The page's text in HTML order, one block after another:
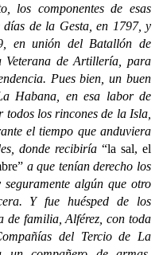
los componentes de esas
de la Gesta, en 1797, y
en unión del Batallón de
de Artillería, para
Pues bien, un buen
Habana, en esa labor de
todos los rincones de la Isla,
el tiempo que anduviera
donde recibiría “la sal, el
a que tenían derecho los
algún que otro
Y fue huésped de los
de familia, Alférez, con toda
del Tercio de La